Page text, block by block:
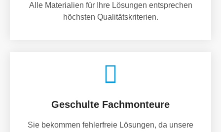
Alle Materialien für Ihre Lösungen entsprechen
höchsten Qualitätskriterien.
Geschulte Fachmonteure
Sie bekommen fehlerfreie Lösungen, da unsere